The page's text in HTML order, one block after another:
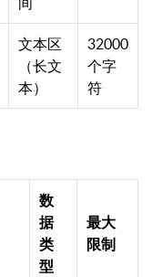
文本区
（长文
本）
32000
个字
符
数
据
类
型
最大
限制